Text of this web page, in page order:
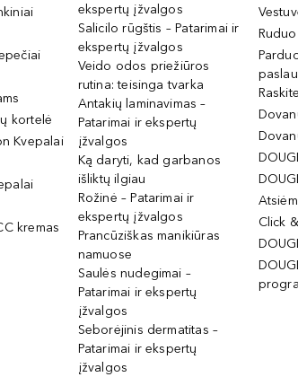
kortelė
Kvepalai
kremas
ekspertų įžvalgos
Salicilo rūgštis – Patarimai ir
ekspertų įžvalgos
Veido odos priežiūros
rutina: teisinga tvarka
Antakių laminavimas –
Patarimai ir ekspertų
įžvalgos
Ką daryti, kad garbanos
išliktų ilgiau
Rožinė – Patarimai ir
ekspertų įžvalgos
Prancūziškas manikiūras
namuose
Saulės nudegimai –
Patarimai ir ekspertų
įžvalgos
Seborėjinis dermatitas –
Patarimai ir ekspertų
įžvalgos
Ruduo
Click